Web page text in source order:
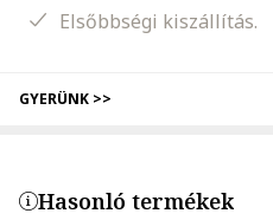
Elsőbbségi kiszállítás.
GYERÜNK >>
Hasonló termékek